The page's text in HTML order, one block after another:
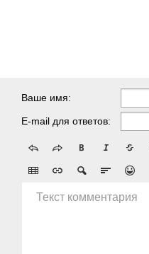
Ваше имя:
E-mail для ответов:
Текст комментария